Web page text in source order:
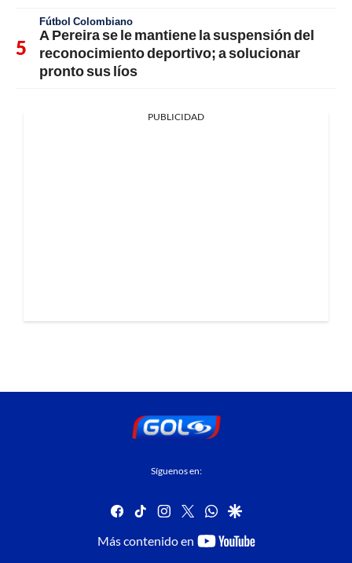
Fútbol Colombiano
A Pereira se le mantiene la suspensión del
reconocimiento deportivo; a solucionar
pronto sus líos
PUBLICIDAD
Síguenos en:
facebook
tiktok instagram
twitterwhatsapp
google
Más contenido en
youtube-